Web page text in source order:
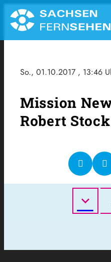
So., 01.10.2017 , 13:46
Mission
Robert Stock